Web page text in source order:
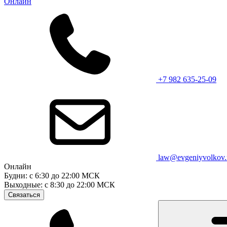
+7 982 635-25-09
Онлайн
Будни: с 6:30 до 22:00 МСК
Выходные: с 8:30 до 22:00 МСК
Связаться